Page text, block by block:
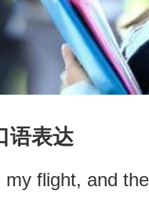
语表达
flight, and